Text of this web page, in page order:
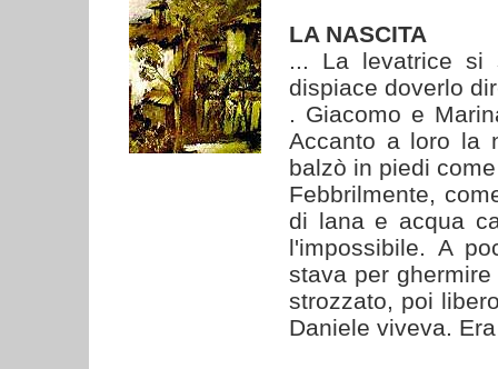
LA NASCITA
... La levatrice si
dispiace doverlo
. Giacomo e
Accanto a loro la
balzò in piedi
Febbrilmente,
di lana e acqua
l'impossibile. A
stava per
strozzato, poi
Daniele viveva.